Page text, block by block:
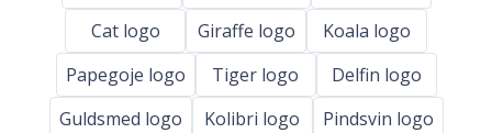
Cat logo
Giraffe logo
Koala logo
Papegoje logo
Tiger logo
Delfin logo
Guldsmed logo
Kolibri logo
Pindsvin logo